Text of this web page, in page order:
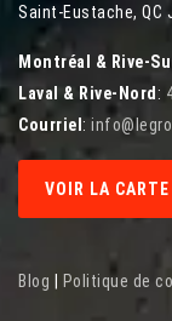
Saint-Eustache, QC
Montréal & Rive-
Laval & Rive-Nord :
Courriel :
VOIR LA CARTE
Blog Politique de